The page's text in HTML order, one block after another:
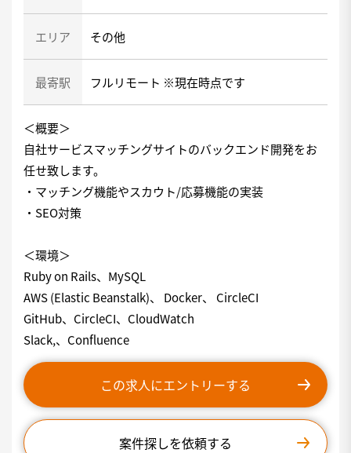
エリア その他
最寄駅 フルリモート ※現在時点です
＜概要＞
自社サービスマッチングサイトのバックエンド開発をお
任せ致します。
・マッチング機能やスカウト/応募機能の実装
・SEO対策
＜環境＞
Ruby on Rails、MySQL
AWS (Elastic Beanstalk)、 Docker、 CircleCI
GitHub、CircleCI、CloudWatch
Slack,、Confluence
この求人にエントリーする
案件探しを依頼する